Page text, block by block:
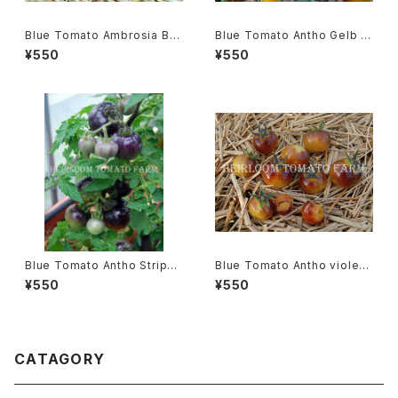
Blue Tomato Ambrosia Bro
nze Cherry ブルートマト・アン
ブロシア・ブロンズ・チェリー＊2
¥550
Blue Tomato Antho Gelb ブ
ルートマト・アント・ゲルブ＊201
9新品種
¥550
Blue Tomato Antho Stripe
Dwarf ブルートマト・アント・ス
トライプ・ドワーフ＊2019新品種
¥550
Blue Tomato Antho violettr
ot Yellow ブルートマト・アン
ト・ヴィオレットロット・イエロー
¥550
CATAGORY